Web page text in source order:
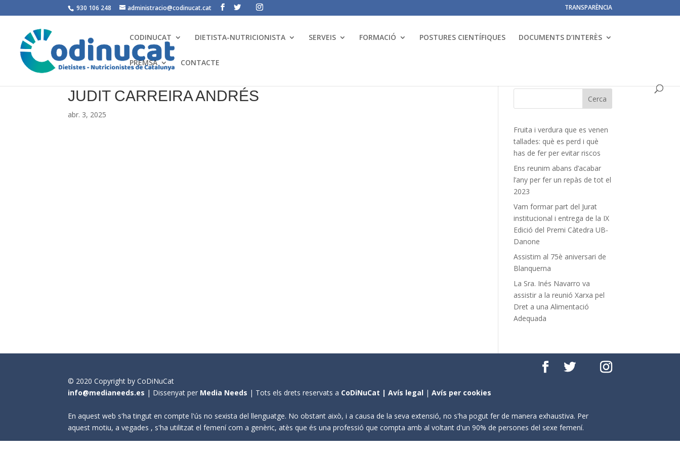
930 106 248 administracio@codinucat.cat TRANSPARÈNCIA
CODINUCAT DIETISTA-NUTRICIONISTA SERVEIS FORMACIÓ POSTURES CIENTÍFIQUES DOCUMENTS D’INTERÈS
PREMSA CONTACTE
JUDIT CARREIRA ANDRÉS
abr. 3, 2025
Fruita i verdura que es venen
tallades: què es perd i què
has de fer per evitar riscos
Ens reunim abans d’acabar
l’any per fer un repàs de tot el
2023
Vam formar part del Jurat
institucional i entrega de la IX
Edició del Premi Càtedra UB-
Danone
Assistim al 75è aniversari de
Blanquerna
La Sra. Inés Navarro va
assistir a la reunió Xarxa pel
Dret a una Alimentació
Adequada
© 2020 Copyright by CoDiNuCat
info@medianeeds.es | Dissenyat per Media Needs | Tots els drets reservats a CoDiNuCat |Avís legal |Avís per cookies
En aquest web s'ha tingut en compte l'ús no sexista del llenguatge. No obstant això, i a causa de la seva extensió, no s'ha pogut fer de manera exhaustiva. Per
aquest motiu, a vegades , s'ha utilitzat el femení com a genèric, atès que és una professió que compta amb al voltant d'un 90% de persones del sexe femení.